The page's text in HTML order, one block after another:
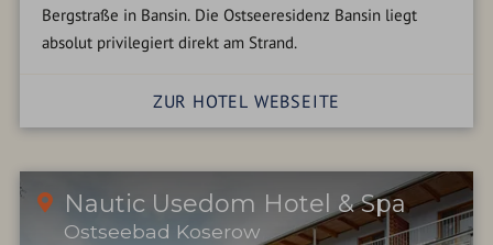
Bergstraße in Bansin. Die Ostseeresidenz Bansin liegt
absolut privilegiert direkt am Strand.
ZUR HOTEL WEBSEITE
Nautic Usedom Hotel & Spa
Ostseebad Koserow